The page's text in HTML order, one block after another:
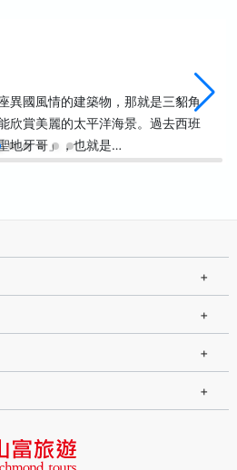
異國風情的建築物，那就是三貂角
欣賞美麗的太平洋海景。過去西班
地牙哥」，也就是…